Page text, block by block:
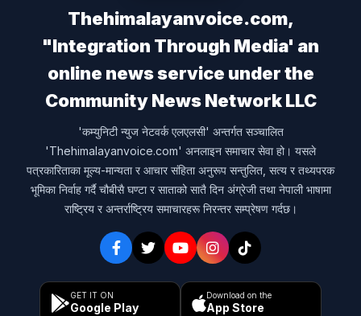
Thehimalayanvoice.com,
"Integration Through Media' an
online news service under the
Community News Network LLC
'कम्युनिटी न्युज नेटवर्क एलएलसी' अन्तर्गत सञ्चालित
'Thehimalayanvoice.com' अनलाइन समाचार सेवा हो। यसले
पत्रकारिताका मूल्य-मान्यता र आचार संहिता अनुरूप सन्तुलित, सत्य र तथ्यपरक
भूमिका निर्वाह गर्दै चौबीसै घण्टा र साताको सातै दिन अंग्रेजी तथा नेपाली भाषामा
राष्ट्रिय र अन्तर्राष्ट्रिय समाचारहरू निरन्तर सम्प्रेषण गर्दछ।
GET IT ON
Google Play
Download on the
App Store